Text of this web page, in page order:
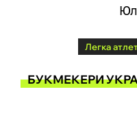
Легка
БУКМЕКЕРИ